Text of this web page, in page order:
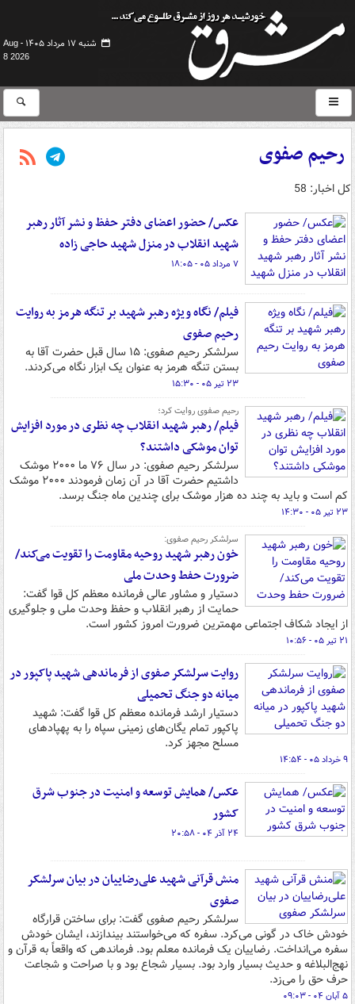
شنبه ۱۷ مرداد ۱۴۰۵ -
Aug
8 2026
رحیم صفوی
کل اخبار: 58
عکس/ حضور اعضای دفتر حفظ و نشر آثار رهبر
شهید انقلاب در منزل شهید حاجی زاده
۷ مرداد ۰۵ - ۱۸:۰۵
فیلم/ نگاه ویژه رهبر شهید بر تنگه هرمز به روایت
رحیم صفوی
سرلشکر رحیم صفوی: ۱۵ سال قبل حضرت آقا به
بستن تنگه هرمز به عنوان یک ابزار نگاه می‌کردند.
۲۳ تیر ۰۵ - ۱۵:۳۰
رحیم صفوی روایت کرد؛
فیلم/ رهبر شهید انقلاب چه نظری در مورد افزایش
توان موشکی داشتند؟
سرلشکر رحیم صفوی: در سال ۷۶ ما ۲۰۰۰ موشک
داشتیم حضرت آقا در آن زمان فرمودند ۲۰۰۰ موشک
کم است و باید به چند ده هزار موشک برای چندین ماه جنگ برسد.
۲۳ تیر ۰۵ - ۱۴:۳۰
سرلشکر رحیم صفوی:
خون رهبر شهید روحیه مقاومت را تقویت می‌کند/
ضرورت حفط وحدت ملی
دستیار و مشاور عالی فرمانده معظم کل قوا گفت:
حمایت از رهبر انقلاب و حفظ وحدت ملی و جلوگیری
از ایجاد شکاف‌ اجتماعی مهمترین ضرورت امروز کشور است.
۲۱ تیر ۰۵ - ۱۰:۵۶
روایت سرلشکر صفوی از فرماندهی شهید پاکپور در
میانه دو جنگ تحمیلی
دستیار ارشد فرمانده معظم کل قوا گفت: شهید
پاکپور تمام یگان‌های زمینی سپاه را به پهپادهای
مسلح مجهز کرد.
۹ خرداد ۰۵ - ۱۴:۵۴
عکس/ همایش توسعه و امنیت در جنوب شرق
کشور
۲۴ آذر ۰۴ - ۲۰:۵۸
منش قرآنی شهید علی‌رضاییان در بیان سرلشکر
صفوی
سرلشکر رحیم صفوی گفت: برای ساختن قرارگاه
خودش خاک در گونی می‌کرد. سفره که می‌خواستند بیندازند، ایشان خودش
سفره می‌انداخت. رضاییان یک فرمانده معلم بود. فرماندهی که واقعاً به قرآن و
نهج‌البلاغه و حدیث بسیار وارد بود. بسیار شجاع بود و با صراحت و شجاعت
حرف حق را می‌زد.
۵ آبان ۰۴ - ۰۹:۰۳